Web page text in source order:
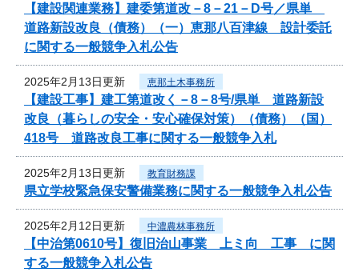
【建設関連業務】建委第道改－8－21－D号／県単
道路新設改良（債務）（一）恵那八百津線 設計委託
に関する一般競争入札公告
2025年2月13日更新 恵那土木事務所
【建設工事】建工第道改く－8－8号/県単 道路新設
改良（暮らしの安全・安心確保対策）（債務）（国）
418号 道路改良工事に関する一般競争入札
2025年2月13日更新 教育財務課
県立学校緊急保安警備業務に関する一般競争入札公告
2025年2月12日更新 中濃農林事務所
【中治第0610号】復旧治山事業 上ミ向 工事 に関
する一般競争入札公告